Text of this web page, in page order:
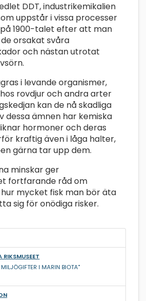
DDT, industrikemikalien
uppstår i vissa processer
1900-talet efter att man
orsakat svåra
och nästan utrotat
i levande organismer,
rovdjur och andra arter
kan de nå skadliga
dessa ämnen har kemiska
hormoner och deras
kraftig även i låga halter,
gärna tar upp dem.
minskar ger
fortfarande råd om
mycket fisk man bör äta
sig för onödiga risker.
RIKSMUSEET
I MARIN BIOTA"